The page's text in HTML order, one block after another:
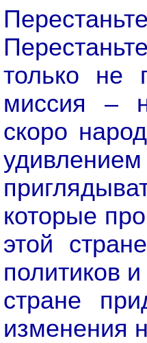
только не
миссия –
скоро
которые
этой
политиков
стране
изменения